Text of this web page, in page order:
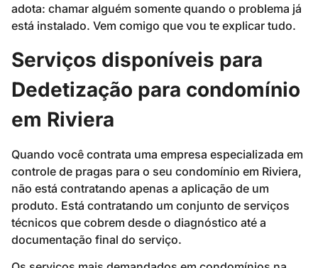
adota: chamar alguém somente quando o problema já
está instalado. Vem comigo que vou te explicar tudo.
Serviços disponíveis para
Dedetização para condomínio
em Riviera
Quando você contrata uma empresa especializada em
controle de pragas para o seu condomínio em Riviera,
não está contratando apenas a aplicação de um
produto. Está contratando um conjunto de serviços
técnicos que cobrem desde o diagnóstico até a
documentação final do serviço.